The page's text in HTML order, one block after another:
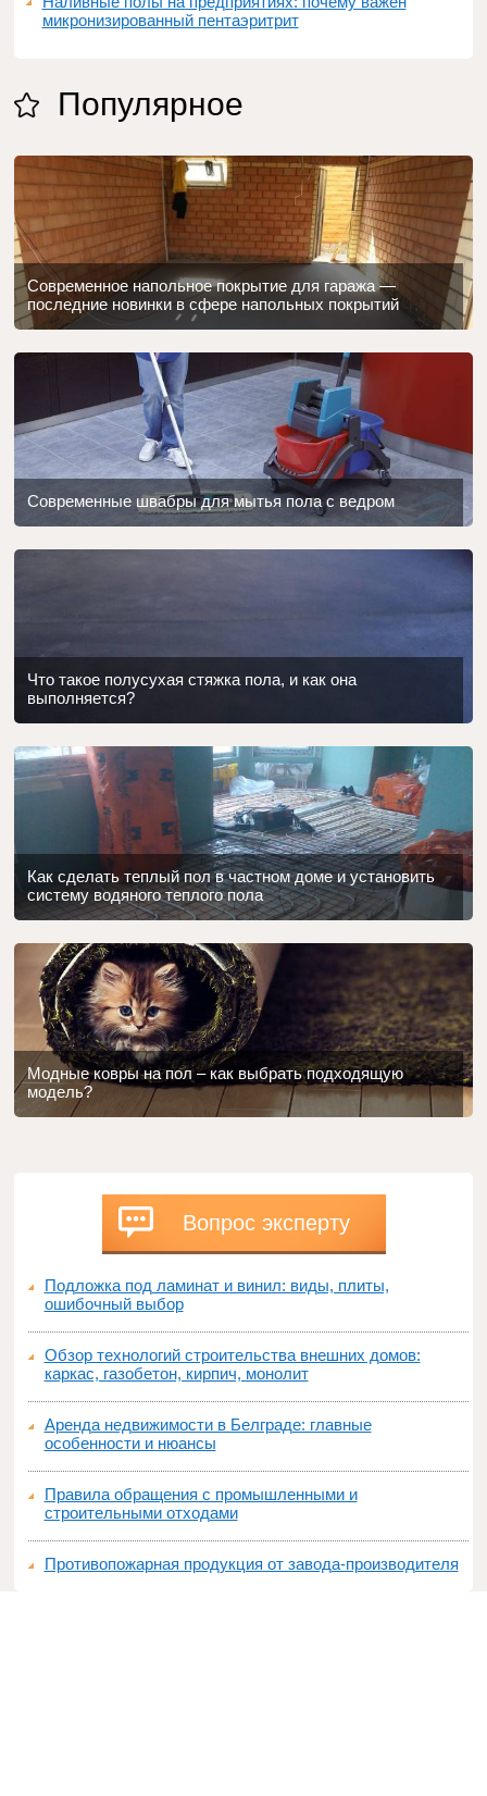
микронизированный пентаэритрит
Популярное
Современное напольное покрытие для гаража —
последние новинки в сфере напольных покрытий
Современные швабры для мытья пола с ведром
Что такое полусухая стяжка пола, и как она
выполняется?
Как сделать теплый пол в частном доме и установить
систему водяного теплого пола
Модные ковры на пол – как выбрать подходящую
модель?
Вопрос эксперту
Подложка под ламинат и винил: виды, плиты,
ошибочный выбор
Обзор технологий строительства внешних домов:
каркас, газобетон, кирпич, монолит
Аренда недвижимости в Белграде: главные
особенности и нюансы
Правила обращения с промышленными и
строительными отходами
Противопожарная продукция от завода-производителя